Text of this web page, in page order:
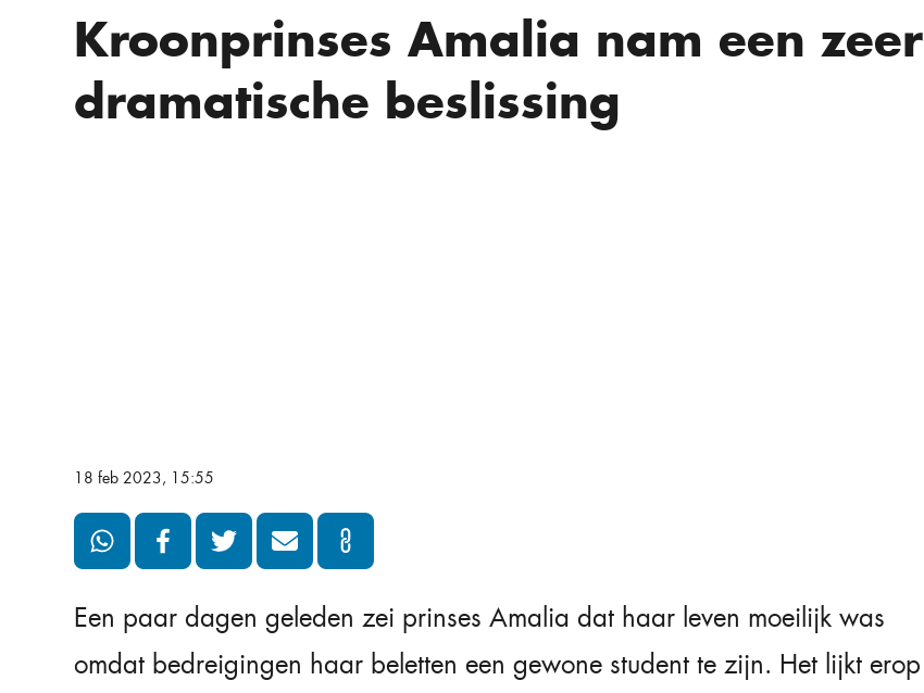
Kroonprinses Amalia nam een ​​zeer
dramatische beslissing
18 feb 2023, 15:55
Een paar dagen geleden zei prinses Amalia dat haar leven moeilijk was
omdat bedreigingen haar beletten een gewone student te zijn. Het lijkt erop